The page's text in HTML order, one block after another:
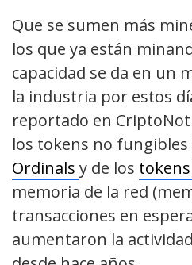
Que se sumen más
los que ya están
capacidad se da en un
la industria por estos
reportado en
los tokens no fungibles
Ordinals y de los tokens
memoria de la red
transacciones en
aumentaron la